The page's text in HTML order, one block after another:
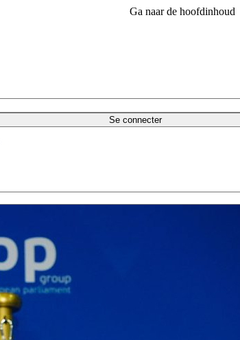
Ga naar de hoofdinhoud
Se connecter